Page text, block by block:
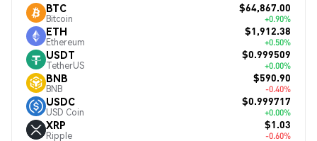
BTC
Bitcoin
$64,867.00
+0.90%
ETH
Ethereum
$1,912.38
+0.50%
USDT
TetherUS
$0.999509
+0.00%
BNB
BNB
$590.90
-0.40%
USDC
USD Coin
$0.999717
+0.00%
XRP
Ripple
$1.03
-0.60%